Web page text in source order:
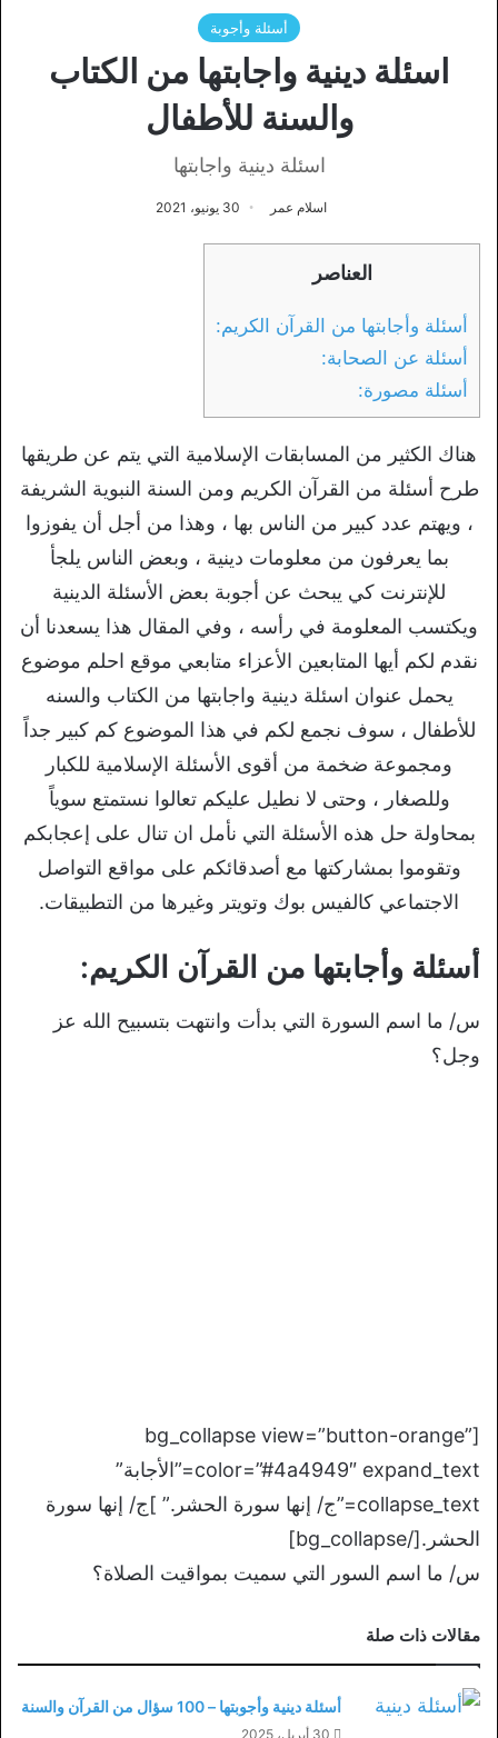
أسئلة وأجوبة
اسئلة دينية واجابتها من الكتاب
والسنة للأطفال
اسئلة دينية واجابتها
اسلام عمر 30 يونيو، 2021
العناصر
أسئلة وأجابتها من القرآن الكريم:
أسئلة عن الصحابة:
أسئلة مصورة:
هناك الكثير من المسابقات الإسلامية التي يتم عن طريقها
طرح أسئلة من القرآن الكريم ومن السنة النبوية الشريفة
، ويهتم عدد كبير من الناس بها ، وهذا من أجل أن يفوزوا
بما يعرفون من معلومات دينية ، وبعض الناس يلجأ
للإنترنت كي يبحث عن أجوبة بعض الأسئلة الدينية
ويكتسب المعلومة في رأسه ، وفي المقال هذا يسعدنا أن
نقدم لكم أيها المتابعين الأعزاء متابعي موقع احلم موضوع
يحمل عنوان اسئلة دينية واجابتها من الكتاب والسنه
للأطفال ، سوف نجمع لكم في هذا الموضوع كم كبير جداً
ومجموعة ضخمة من أقوى الأسئلة الإسلامية للكبار
وللصغار ، وحتى لا نطيل عليكم تعالوا نستمتع سوياً
بمحاولة حل هذه الأسئلة التي نأمل ان تنال على إعجابكم
وتقوموا بمشاركتها مع أصدقائكم على مواقع التواصل
الاجتماعي كالفيس بوك وتويتر وغيرها من التطبيقات.
أسئلة وأجابتها من القرآن الكريم:
س/ ما اسم السورة التي بدأت وانتهت بتسبيح الله عز
وجل؟
[bg_collapse view=”button-orange”
color=”#4a4949″ expand_text=”الأجابة”
collapse_text=”ج/ إنها سورة الحشر.” ]ج/ إنها سورة
الحشر.[/bg_collapse]
س/ ما اسم السور التي سميت بمواقيت الصلاة؟
مقالات ذات صلة
أسئلة دينية وأجوبتها – 100 سؤال من القرآن والسنة
30 أبريل، 2025